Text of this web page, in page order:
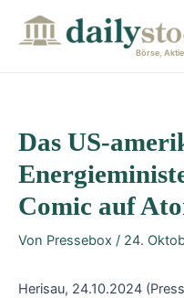
Börse,
Das US-
Comic auf
Von Pressebox / 24.
Herisau, 24.10.2024